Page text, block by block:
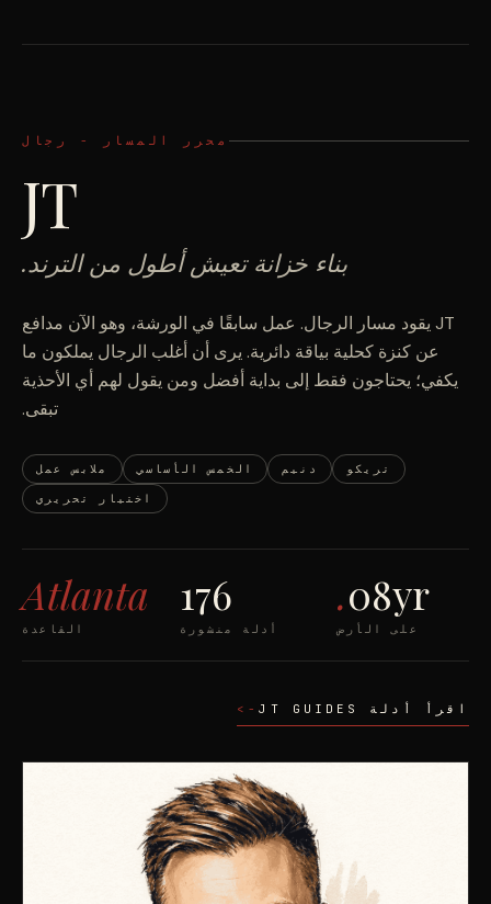
مساهم - NO.
محرر المسار - رجال
JT
بناء خزانة تعيش أطول من الترند.
JT يقود مسار الرجال. عمل سابقًا في الورشة، وهو الآن مدافع
عن كنزة كحلية بياقة دائرية. يرى أن أغلب الرجال يملكون ما
يكفي؛ يحتاجون فقط إلى بداية أفضل ومن يقول لهم أي الأحذية
تبقى.
تريكو دنيم الخمس الأساسي ملابس عمل
اختيار تحريري
08yr
.
على الأرض
176
أدلة منشورة
Atlanta
القاعدة
اقرأ أدلة JT GUIDES
->